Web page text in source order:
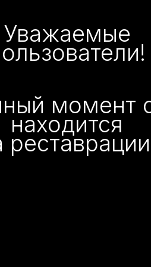
Уважаемые
момент
находится